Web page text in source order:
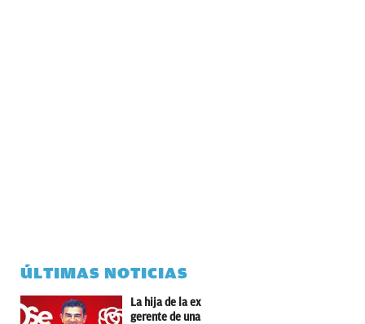
ÚLTIMAS NOTICIAS
La hija de la ex
gerente de una